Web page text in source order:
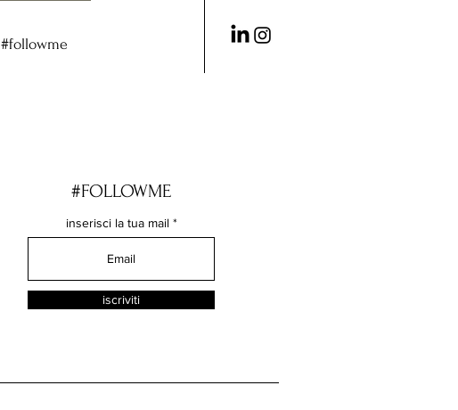
#followme
#FOLLOWME
inserisci la tua mail
iscriviti